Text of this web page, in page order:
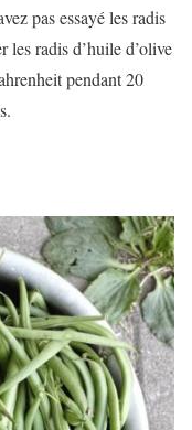
pas essayé les radis
les radis d’huile d’olive
pendant 20